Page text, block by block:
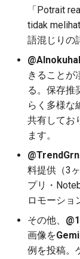
2025-12-15
2025-12-14
2025-12-13
2025-12-12
2025-12-11
2025-12-10
2025-12-09
2025-12-08
2025-12-07
「Potrait
tidak
語混じりの
きることが
る。保存推
らく多様な
共有してお
ます。
料提供（3ヶ
プリ・
ロモーショ
その他、
画像を
例を投稿。